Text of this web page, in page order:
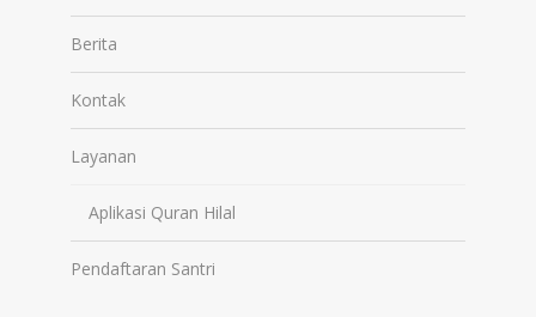
Berita
Kontak
Layanan
Aplikasi Quran Hilal
Pendaftaran Santri